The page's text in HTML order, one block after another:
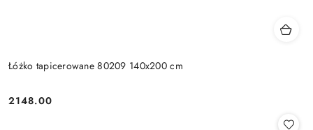
Łóżko tapicerowane 80209 140x200 cm
Cena:
2148.00